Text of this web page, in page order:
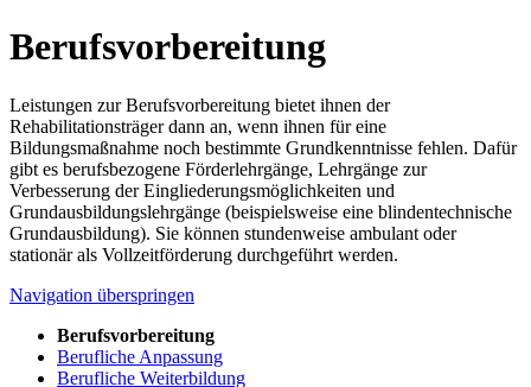
Berufsvorbereitung
Leistungen zur Berufsvorbereitung bietet ihnen der
Rehabilitationsträger dann an, wenn ihnen für eine
Bildungsmaßnahme noch bestimmte Grundkenntnisse fehlen. Dafür
gibt es berufsbezogene Förderlehrgänge, Lehrgänge zur
Verbesserung der Eingliederungsmöglichkeiten und
Grundausbildungslehrgänge (beispielsweise eine blindentechnische
Grundausbildung). Sie können stundenweise ambulant oder
stationär als Vollzeitförderung durchgeführt werden.
Navigation überspringen
Berufsvorbereitung
Berufliche Anpassung
Berufliche Weiterbildung